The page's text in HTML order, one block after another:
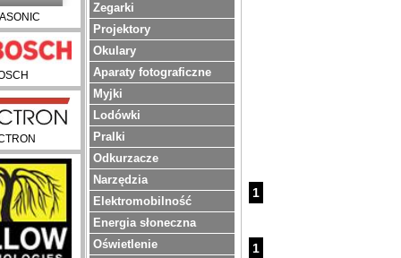
Zegarki
Projektory
Okulary
Aparaty fotograficzne
Myjki
Lodówki
Pralki
Odkurzacze
Narzędzia
Elektromobilność
Energia słoneczna
Oświetlenie
1
1